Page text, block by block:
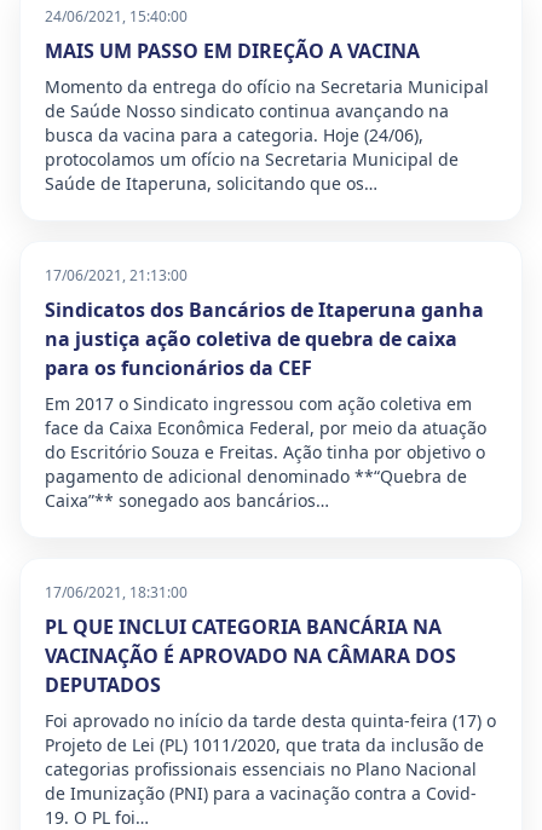
24/06/2021, 15:40:00
MAIS UM PASSO EM DIREÇÃO A VACINA
Momento da entrega do ofício na Secretaria Municipal
de Saúde Nosso sindicato continua avançando na
busca da vacina para a categoria. Hoje (24/06),
protocolamos um ofício na Secretaria Municipal de
Saúde de Itaperuna, solicitando que os…
17/06/2021, 21:13:00
Sindicatos dos Bancários de Itaperuna ganha
na justiça ação coletiva de quebra de caixa
para os funcionários da CEF
Em 2017 o Sindicato ingressou com ação coletiva em
face da Caixa Econômica Federal, por meio da atuação
do Escritório Souza e Freitas. Ação tinha por objetivo o
pagamento de adicional denominado **“Quebra de
Caixa”** sonegado aos bancários…
17/06/2021, 18:31:00
PL QUE INCLUI CATEGORIA BANCÁRIA NA
VACINAÇÃO É APROVADO NA CÂMARA DOS
DEPUTADOS
Foi aprovado no início da tarde desta quinta-feira (17) o
Projeto de Lei (PL) 1011/2020, que trata da inclusão de
categorias profissionais essenciais no Plano Nacional
de Imunização (PNI) para a vacinação contra a Covid-
19. O PL foi…